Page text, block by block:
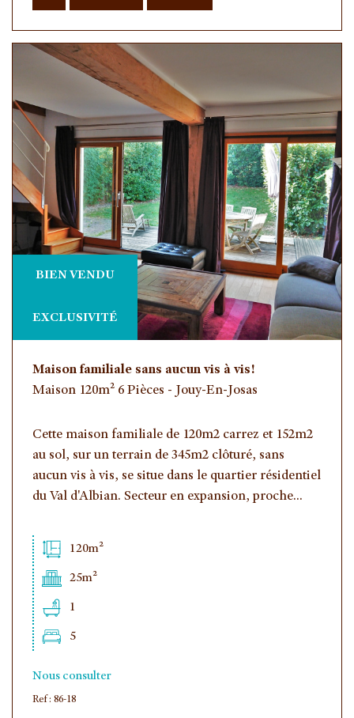
BIEN VENDU
EXCLUSIVITÉ
Maison familiale sans aucun vis à vis!
Maison 120m² 6 Pièces - Jouy-En-Josas
Cette maison familiale de 120m2 carrez et 152m2
au sol, sur un terrain de 345m2 clôturé, sans
aucun vis à vis, se situe dans le quartier résidentiel
du Val d'Albian. Secteur en expansion, proche...
120m²
25m²
1
5
Nous consulter
Ref : 86-18